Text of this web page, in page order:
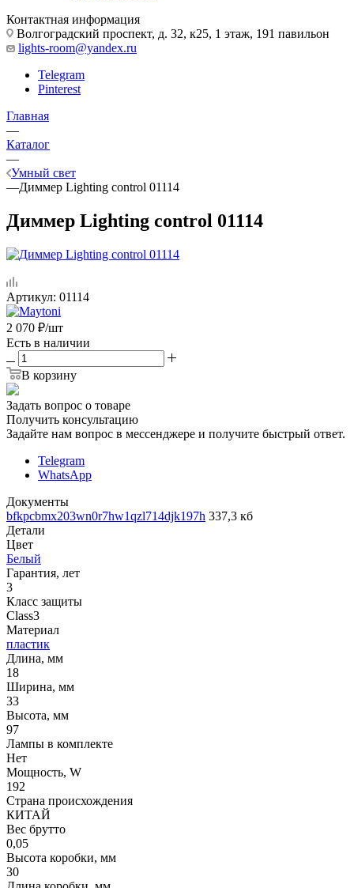
Контактная информация
Волгоградский проспект, д. 32, к25, 1 этаж, 191 павильон
lights-room@yandex.ru
Telegram
Pinterest
Главная
—
Каталог
—
Умный свет
—Диммер Lighting control 01114
Диммер Lighting control 01114
Артикул: 01114
2 070 ₽/шт
Есть в наличии
В корзину
Задать вопрос о товаре
Получить консультацию
Задайте нам вопрос в мессенджере и получите быстрый ответ.
Telegram
WhatsApp
Документы
bfkpcbmx203wn0r7hw1qzl714djk197h 337,3 кб
Детали
Цвет
Белый
Гарантия, лет
3
Класс защиты
Class3
Материал
пластик
Длина, мм
18
Ширина, мм
33
Высота, мм
97
Лампы в комплекте
Нет
Мощность, W
192
Страна происхождения
КИТАЙ
Вес брутто
0,05
Высота коробки, мм
30